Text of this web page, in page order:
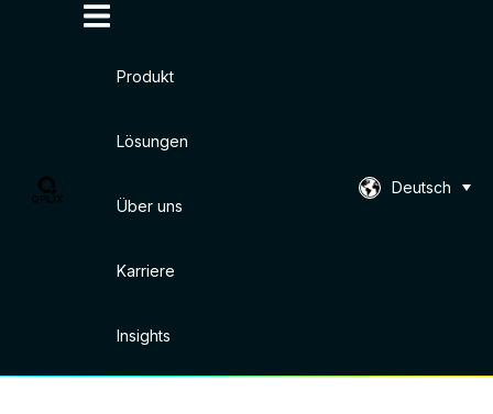
Produkt
Lösungen
Über uns
Karriere
Insights
Deutsch